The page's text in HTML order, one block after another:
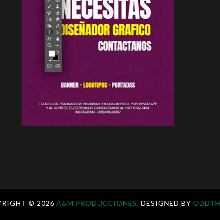
© 2026 A&M PRODUCCIONES. DESIGNED BY